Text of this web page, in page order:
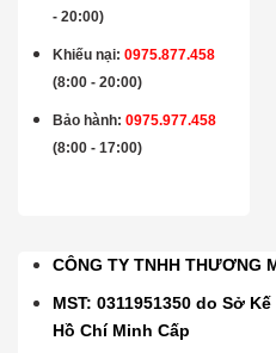
- 20:00)
Khiếu nại: 0975.877.458
(8:00 - 20:00)
Bảo hành:0975.977.458
(8:00 - 17:00)
CÔNG TY TNHH THƯƠNG
MST: 0311951350 do Sở
Hồ Chí Minh Cấp